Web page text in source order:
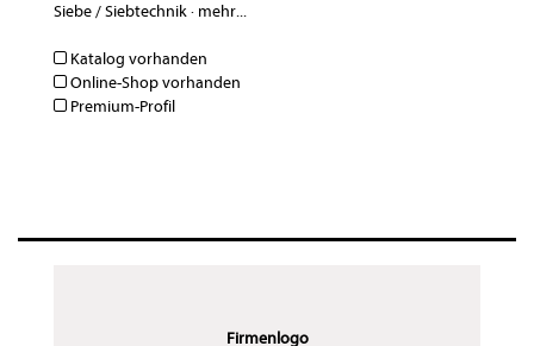
Siebe / Siebtechnik· mehr...
Katalog vorhanden
Online-Shop vorhanden
Premium-Profil
Firmenlogo